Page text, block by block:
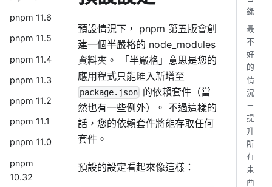
pnpm 11.6
pnpm 11.5
pnpm 11.4
pnpm 11.3
pnpm 11.2
pnpm 11.1
pnpm 11.0
pnpm
10.32
預設情況下， pnpm 第五版會創
建一個半嚴格的 node_modules
資料夾。 「半嚴格」意思是您的
應用程式只能匯入新增至
package.json 的依賴套件（當
然也有一些例外）。 不過這樣的
話，您的依賴套件將能存取任何
套件。
預設的設定看起來像這樣：
錄
最
不
好
的
情
況
－
提
升
所
有
東
西